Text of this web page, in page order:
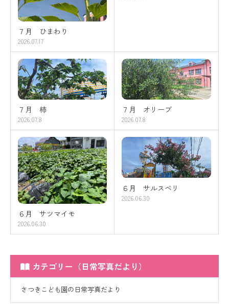
７月 ひまわり
2026.07.17
７月 柿
2026.07.8
７月 オリーブ
2026.07.8
６月 サツマイモ
2026.06.30
６月 サルスベリ
2026.06.30
カテゴリー（日常写真だより）
さつきこども園の日常写真だより